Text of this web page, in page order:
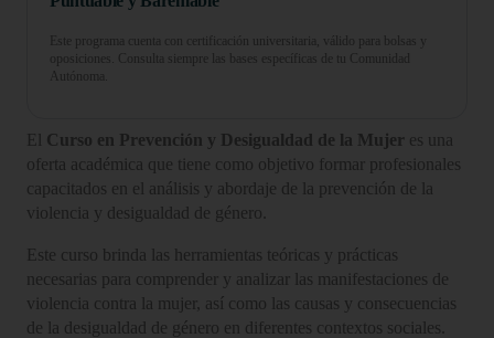
Este programa cuenta con certificación universitaria, válido para bolsas y
oposiciones. Consulta siempre las bases específicas de tu Comunidad
Autónoma.
El Curso en Prevención y Desigualdad de la Mujer es una
oferta académica que tiene como objetivo formar profesionales
capacitados en el análisis y abordaje de la prevención de la
violencia y desigualdad de género.
Este curso brinda las herramientas teóricas y prácticas
necesarias para comprender y analizar las manifestaciones de
violencia contra la mujer, así como las causas y consecuencias
de la desigualdad de género en diferentes contextos sociales.